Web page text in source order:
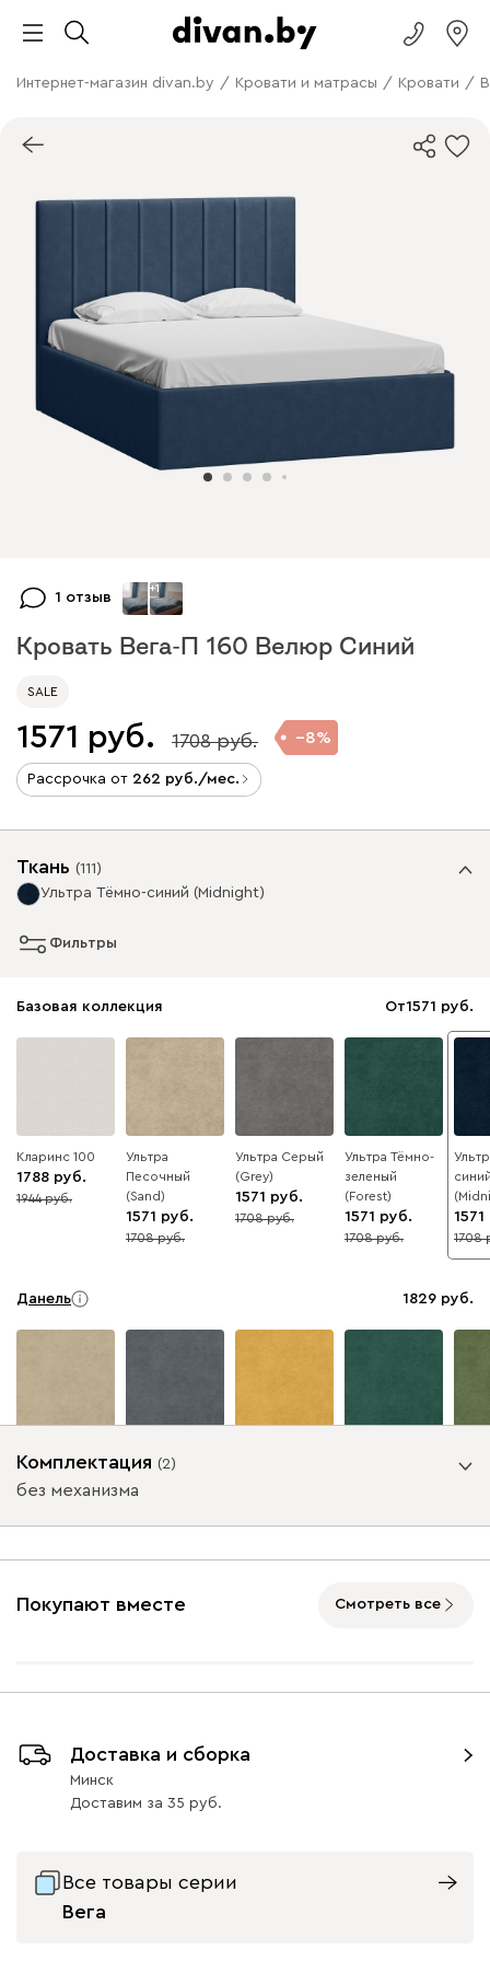
Интернет-магазин divan.by / Кровати и матрасы / Кровати /
1 отзыв
+1
Кровать Вега-П 160 Велюр Синий
SALE
1571 1708 8
Рассрочка от 262 /мес.
Ткань (111)
Ультра Тёмно-синий (Midnight)
Фильтры
Базовая коллекция От1571
Кларинс 100
1788
8
1944
Ультра
Песочный
(Sand)
1571
8
1708
Ультра Серый
(Grey)
1571
8
1708
Ультра Тёмно-
зеленый
(Forest)
1571
8
1708
1571
8
1708
Данель 1829
Ультра 1829
Бентори
Бежевый
Комплектация (2)
без механизма
Покупают вместе Смотреть все
Доставка и сборка
Минск
Доставим за 35
Все товары серии
Вега